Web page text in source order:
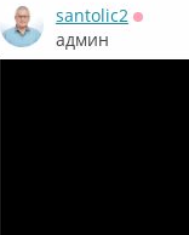
santolic2
админ